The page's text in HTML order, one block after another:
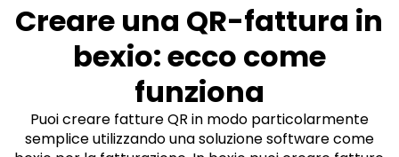
Creare una QR-fattura in
bexio: ecco come
funziona
Puoi creare fatture QR in modo particolarmente
semplice utilizzando una soluzione software come